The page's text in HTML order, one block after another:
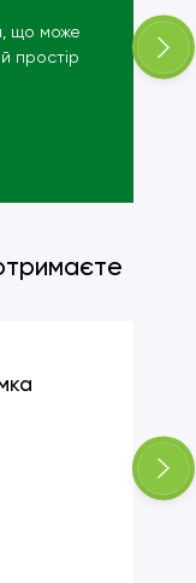
що може
простір